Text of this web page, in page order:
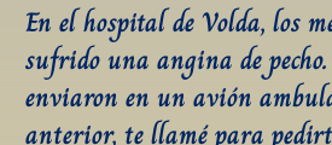
En el hospital de Volda, los
sufrido una angina de
enviaron en un avión
anterior, te llamé para